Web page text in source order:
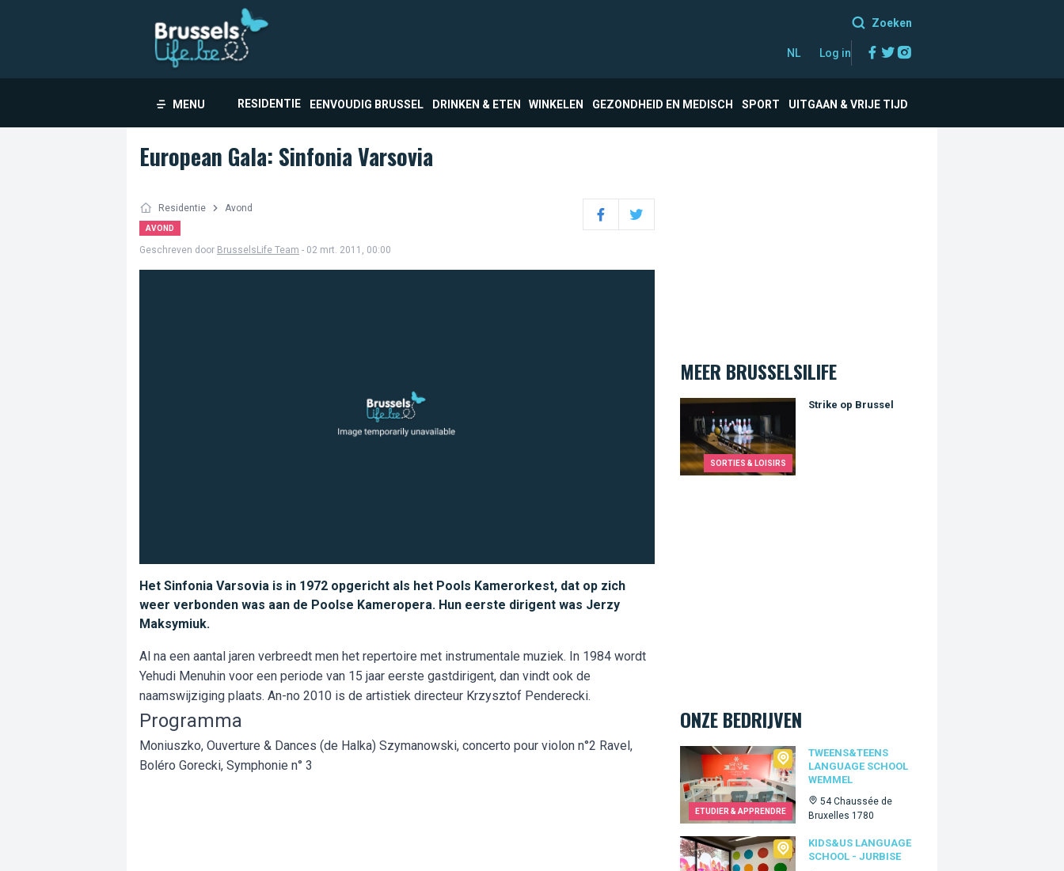
Zoeken
NL Log in Facebook
Twitter
MENU RESIDENTIE EENVOUDIG BRUSSEL DRINKEN & ETEN WINKELEN GEZONDHEID EN MEDISCH SPORT UITGAAN & VRIJE TIJD
European Gala: Sinfonia Varsovia
Residentie Avond
AVOND FacebookTwitter
Geschreven door BrusselsLife Team - 02 mrt. 2011, 00:00
Het Sinfonia Varsovia is in 1972 opgericht als het Pools Kamerorkest, dat op zich
weer verbonden was aan de Poolse Kameropera. Hun eerste dirigent was Jerzy
Maksymiuk.
Al na een aantal jaren verbreedt men het repertoire met instrumentale muziek. In 1984 wordt
Yehudi Menuhin voor een periode van 15 jaar eerste gastdirigent, dan vindt ook de
naamswijziging plaats. An-no 2010 is de artistiek directeur Krzysztof Penderecki.
Programma
Moniuszko, Ouverture & Dances (de Halka) Szymanowski, concerto pour violon n°2 Ravel,
Boléro Gorecki, Symphonie n° 3
MEER BRUSSELSILIFE
SORTIES & LOISIRS
Strike op Brussel
Strike op Brussel
ONZE BEDRIJVEN
ETUDIER & APPRENDRE
TWEENS&TEENS
LANGUAGE SCHOOL
WEMMEL
54 Chaussée de
Bruxelles 1780
Tweens&Teens language school Wemmel
KIDS&US LANGUAGE
SCHOOL - JURBISE
Kids&Us language school - Jurbise